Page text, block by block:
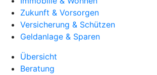
Zukunft & Vorsorgen
Versicherung & Schützen
Geldanlage & Sparen
Übersicht
Beratung